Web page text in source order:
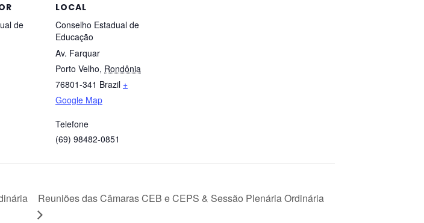
de
LOCAL
Conselho Estadual de
Educação
Av. Farquar
Porto Velho, Rondônia
76801-341 Brazil +
Google Map
Telefone
(69) 98482-0851
Reuniões das Câmaras CEB e CEPS & Sessão Plenária Ordinária